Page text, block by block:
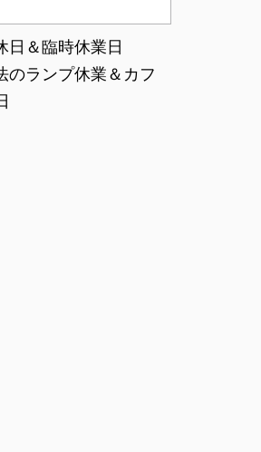
日＆臨時休業日
のランプ休業＆カフ